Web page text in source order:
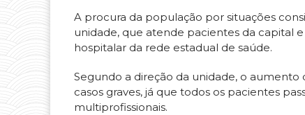
A procura da população por situações
unidade, que atende pacientes da capital
hospitalar da rede estadual de saúde.
Segundo a direção da unidade, o
casos graves, já que todos os pacientes
multiprofissionais.